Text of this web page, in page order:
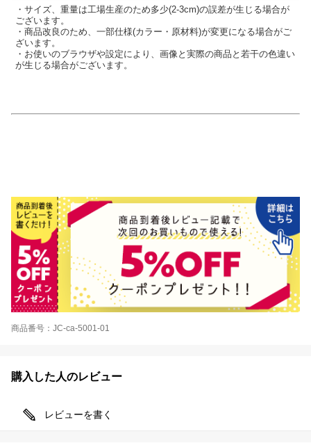
・サイズ、重量は工場生産のため多少(2-3cm)の誤差が生じる場合が
ございます。
・商品改良のため、一部仕様(カラー・原材料)が変更になる場合がご
ざいます。
・お使いのブラウザや設定により、画像と実際の商品と若干の色違い
が生じる場合がございます。
商品番号：JC-ca-5001-01
購入した人のレビュー
レビューを書く